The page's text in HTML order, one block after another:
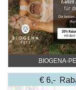
BIOGENA-
€ 6,-